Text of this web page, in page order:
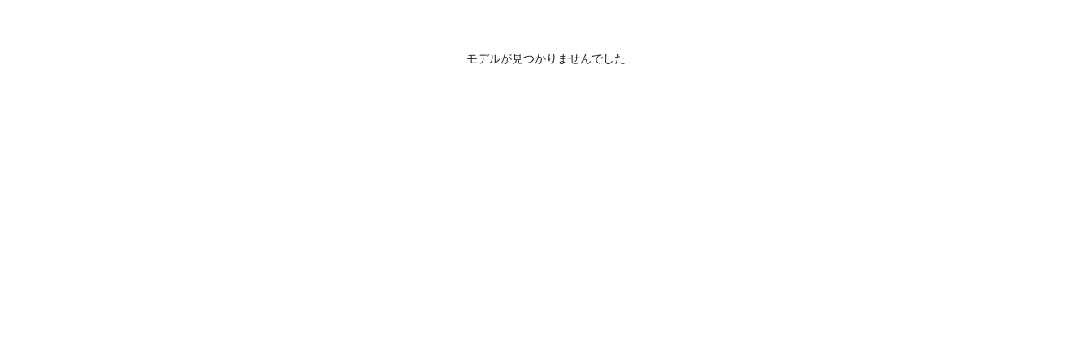
モデルが見つかりませんでした